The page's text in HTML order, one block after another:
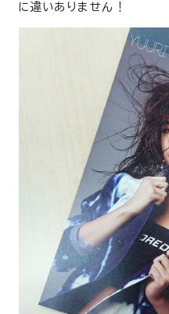
に違いありません！